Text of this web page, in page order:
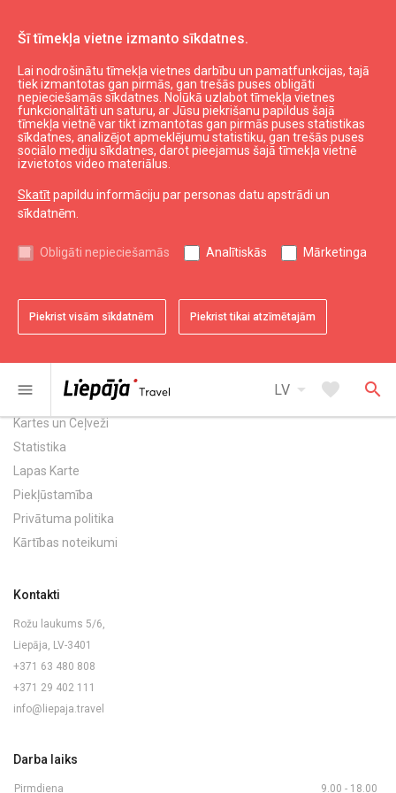
Šī tīmekļa vietne izmanto sīkdatnes.
Lai nodrošinātu tīmekļa vietnes darbību un pamatfunkcijas, tajā
tiek izmantotas gan pirmās, gan trešās puses obligāti
nepieciešamās sīkdatnes. Nolūkā uzlabot tīmekļa vietnes
funkcionalitāti un saturu, ar Jūsu piekrišanu papildus šajā
tīmekļa vietnē var tikt izmantotas gan pirmās puses statistikas
sīkdatnes, analizējot apmeklējumu statistiku, gan trešās puses
sociālo mediju sīkdatnes, darot pieejamus šajā tīmekļa vietnē
izvietotos video materiālus.
Skatītpapildu informāciju par personas datu apstrādi un
sīkdatnēm.
Obligāti nepieciešamās Analītiskās Mārketinga
Piekrist visām sīkdatnēm Piekrist tikai atzīmētajām
menu LV arrow_drop_down favorite search
Aktuāli Jaunumi
Uz augšu expand_less
Informācija
Liepājas kultūra
Liepājas sports
Kurzemes tūrisms
Noderīgi
Kartes un Ceļveži
Statistika
Lapas Karte
Piekļūstamība
Privātuma politika
Kārtības noteikumi
Kontakti
Rožu laukums 5/6,
Liepāja, LV-3401
+371 63 480 808
+371 29 402 111
info@liepaja.travel
Darba laiks
Pirmdiena 9.00 - 18.00